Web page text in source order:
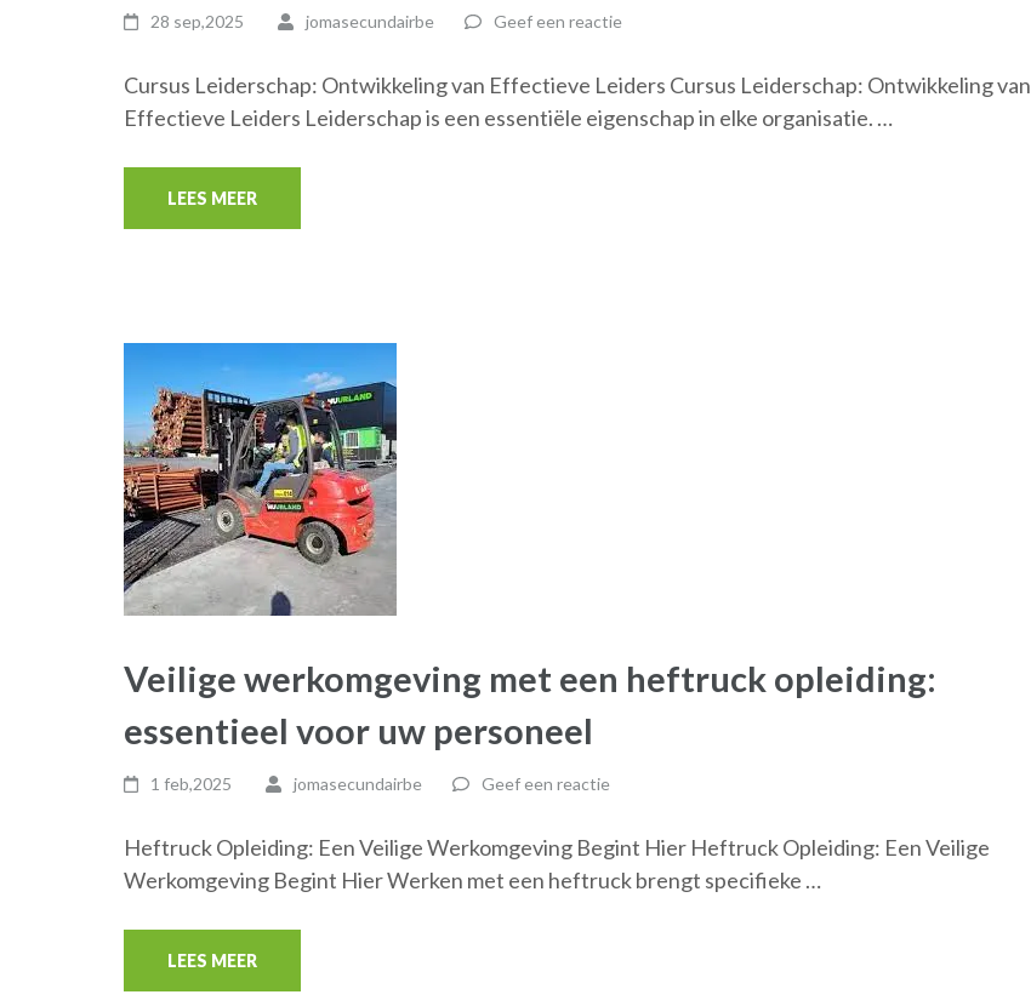
28 sep,2025 jomasecundairbe Geef een reactie
Cursus Leiderschap: Ontwikkeling van Effectieve Leiders Cursus Leiderschap: Ontwikkeling van
Effectieve Leiders Leiderschap is een essentiële eigenschap in elke organisatie. …
LEES MEER
Veilige werkomgeving met een heftruck opleiding:
essentieel voor uw personeel
1 feb,2025 jomasecundairbe Geef een reactie
Heftruck Opleiding: Een Veilige Werkomgeving Begint Hier Heftruck Opleiding: Een Veilige
Werkomgeving Begint Hier Werken met een heftruck brengt specifieke …
LEES MEER